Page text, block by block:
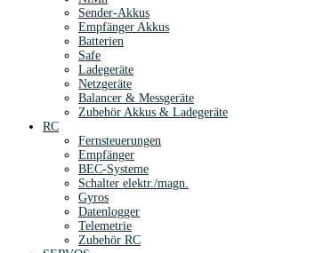
Sender-Akkus
Empfänger Akkus
Batterien
Safe
Ladegeräte
Netzgeräte
Balancer & Messgeräte
Zubehör Akkus & Ladegeräte
RC
Fernsteuerungen
Empfänger
BEC-Systeme
Schalter elektr./magn.
Gyros
Datenlogger
Telemetrie
Zubehör RC